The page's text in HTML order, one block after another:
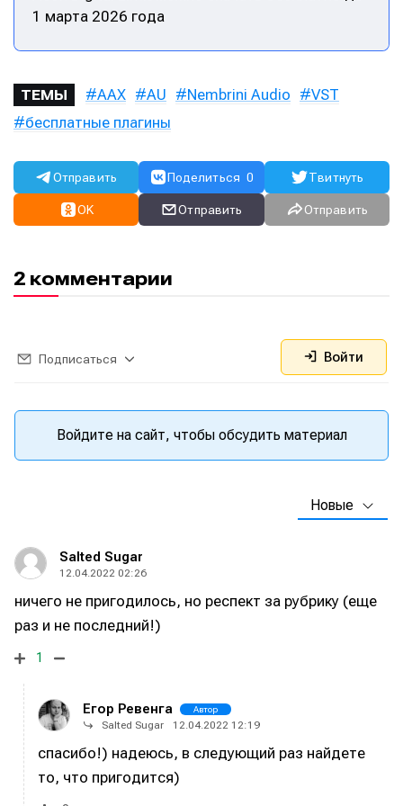
О проекте Реклама
Редакционная политика (в разработке)
О проекте Реклама
Редакционная политика (в разработке)
1 марта 2026 года
ТЕМЫ AAX AU Nembrini Audio
VST
бесплатные плагины
Отправить Поделиться 0 Твитнуть
OK Отправить Отправить
2 комментарии
Подписаться Войти
Войдите на сайт, чтобы обсудить материал
Новые
Salted Sugar
12.04.2022 02:26
ничего не пригодилось, но респект за рубрику (еще
раз и не последний!)
1
Егор Ревенга Автор
Salted Sugar 12.04.2022 12:19
спасибо!) надеюсь, в следующий раз найдете
то, что пригодится)